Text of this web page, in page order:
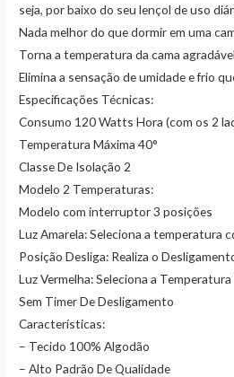
seja, por baixo do seu lençol de uso
Nada melhor do que dormir em uma
Torna a temperatura da cama
Elimina a sensação de umidade e frio
Especificações Técnicas:
Consumo 120 Watts Hora (com os 2
Temperatura Máxima 40°
Classe De Isolação 2
Modelo 2 Temperaturas:
Modelo com interruptor 3 posições
Luz Amarela: Seleciona a temperatura
Posição Desliga: Realiza o
Luz Vermelha: Seleciona a
Sem Timer De Desligamento
Características:
– Tecido 100% Algodão
– Alto Padrão De Qualidade